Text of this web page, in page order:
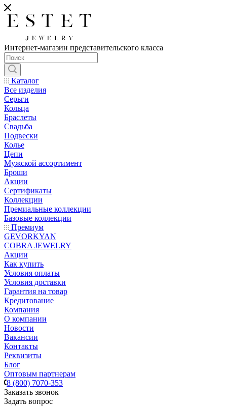
Интернет-магазин представительского класса
Каталог
Все изделия
Серьги
Кольца
Браслеты
Свадьба
Подвески
Колье
Цепи
Мужской ассортимент
Броши
Акции
Сертификаты
Коллекции
Премиальные коллекции
Базовые коллекции
Премиум
GEVORKYAN
COBRA JEWELRY
Акции
Как купить
Условия оплаты
Условия доставки
Гарантия на товар
Кредитование
Компания
О компании
Новости
Вакансии
Контакты
Реквизиты
Блог
Оптовым партнерам
8 (800) 7070-353
Заказать звонок
Задать вопрос